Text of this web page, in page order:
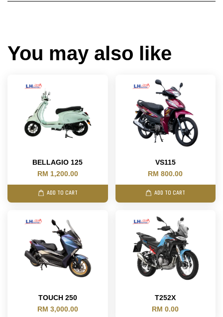
You may also like
BELLAGIO 125
RM 1,200.00
ADD TO CART
VS115
RM 800.00
ADD TO CART
TOUCH 250
RM 3,000.00
T252X
RM 0.00